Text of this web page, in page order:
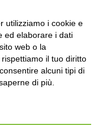
utilizziamo i cookie e
ed elaborare i dati
web o la
il tuo diritto
alcuni tipi di
di più.